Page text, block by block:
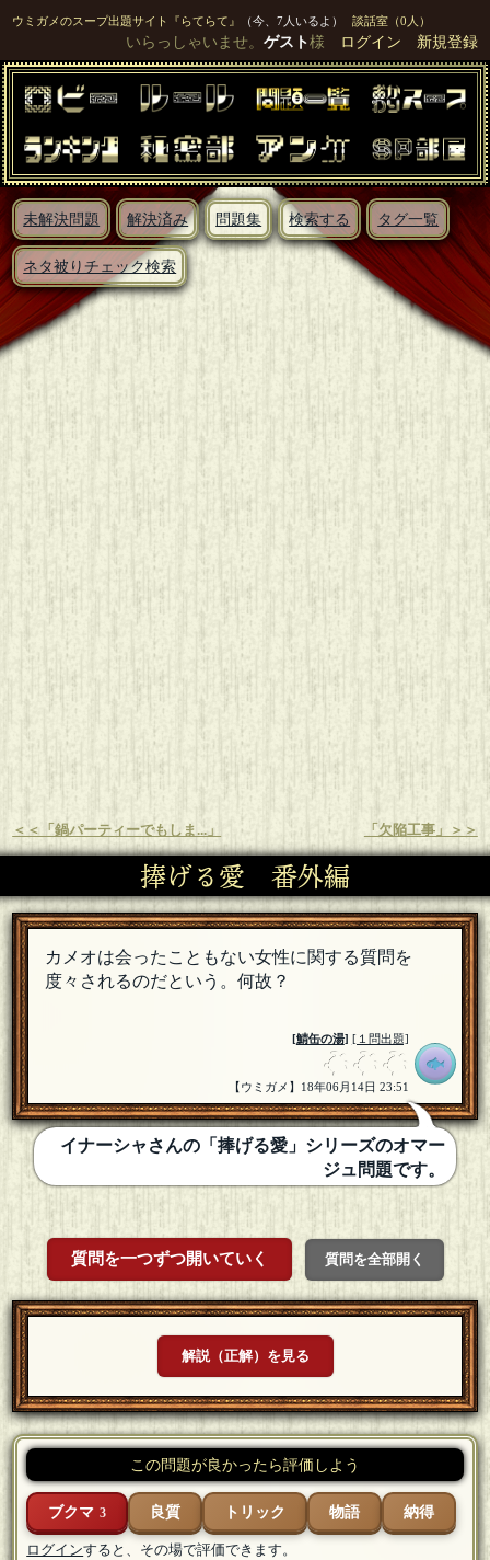
ウミガメのスープ出題サイト『らてらて』 （今、7人いるよ） 談話室（0人）
いらっしゃいませ。 ゲスト様 ログイン 新規登録
未解決問題 解決済み 問題集 検索する タグ一覧
ネタ被りチェック検索
＜＜「鍋パーティーでもしま...」 「欠陥工事」＞＞
捧げる愛 番外編
カメオは会ったこともない女性に関する質問を
度々されるのだという。何故？
[鯖缶の湯] [１問出題]
【ウミガメ】18年06月14日 23:51
イナーシャさんの「捧げる愛」シリーズのオマー
ジュ問題です。
質問を一つずつ開いていく 質問を全部開く
解説（正解）を見る
この問題が良かったら評価しよう
ブクマ 3 良質 トリック 物語 納得
ログインすると、その場で評価できます。